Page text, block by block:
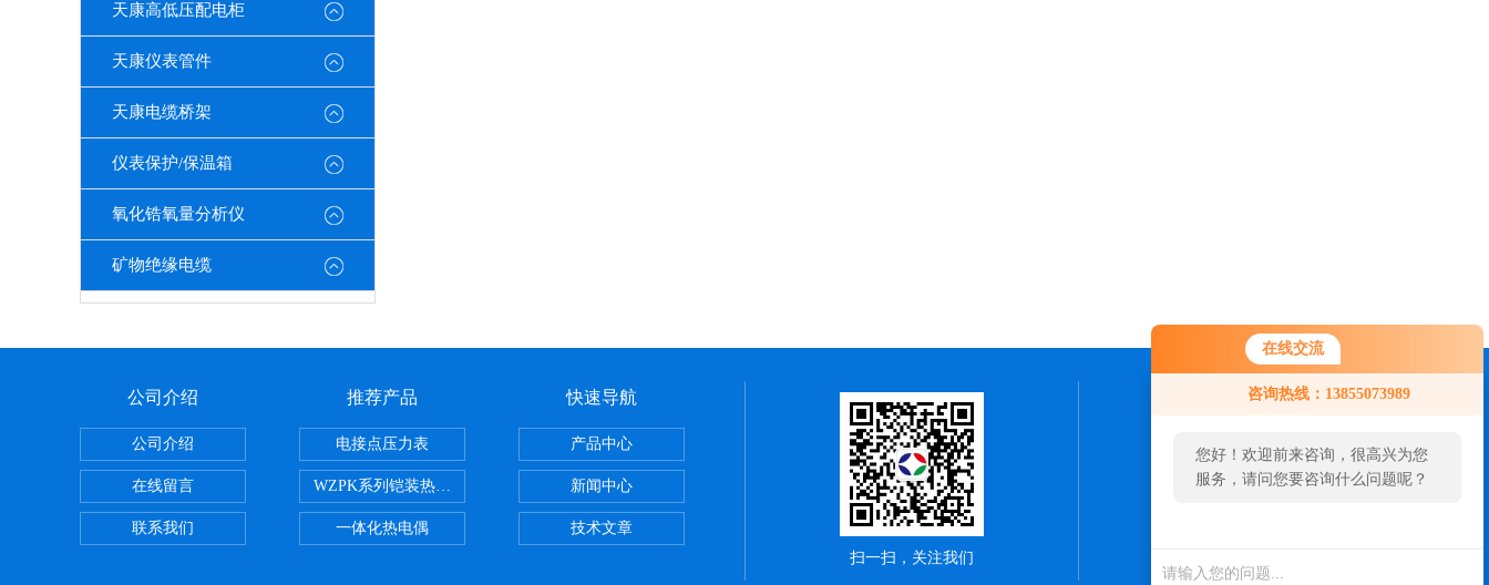
在线交流
咨询热线：13855073989
您好！欢迎前来咨询，很高兴为您
服务，请问您要咨询什么问题呢？
天康高低压配电柜
天康仪表管件
天康电缆桥架
仪表保护/保温箱
氧化锆氧量分析仪
矿物绝缘电缆
公司介绍
公司介绍
在线留言
联系我们
推荐产品
电接点压力表
WZPK系列铠装热电阻
一体化热电偶
快速导航
产品中心
新闻中心
技术文章
扫一扫，关注我们
联系我们
24小时热线：